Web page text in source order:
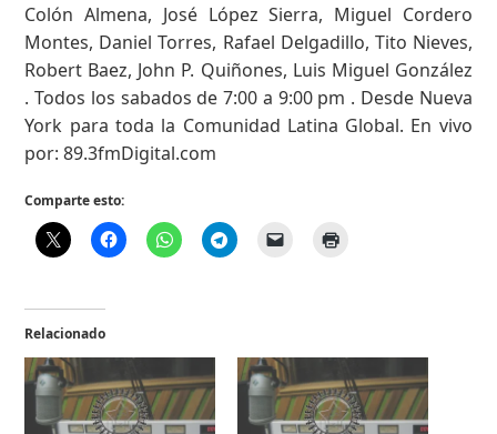
Colón Almena, José López Sierra, Miguel Cordero
Montes, Daniel Torres, Rafael Delgadillo, Tito Nieves,
Robert Baez, John P. Quiñones, Luis Miguel González
. Todos los sabados de 7:00 a 9:00 pm . Desde Nueva
York para toda la Comunidad Latina Global. En vivo
por: 89.3fmDigital.com
Comparte esto:
Relacionado